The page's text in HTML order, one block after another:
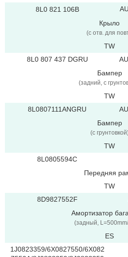
8L0 821 106B
Крыло
(с отв. для
TW
8L0 807 437 DGRU
Бампер
(задний, с
TW
8L0807111ANGRU
Бампер
(с
TW
8L0805594C
Передняя
TW
8D9827552F
Амортизатор
(задный,
ES
1J0823359/6X0827550/6X082